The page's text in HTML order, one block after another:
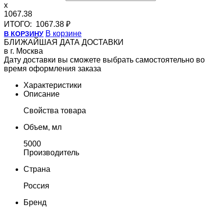
x
1067.38
ИТОГО: 1067.38 ₽
В КОРЗИНУ В корзине
БЛИЖАЙШАЯ ДАТА ДОСТАВКИ
в г. Москва
Дату доставки вы сможете выбрать самостоятельно во
время оформления заказа
Характеристики
Описание
Свойства товара
Объем, мл
5000
Производитель
Страна
Россия
Бренд